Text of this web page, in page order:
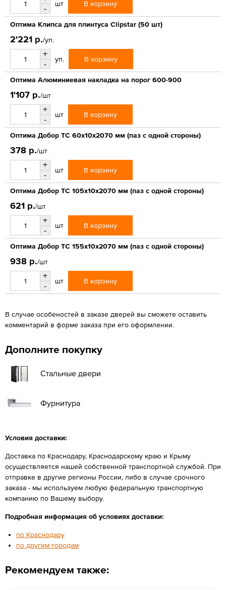
-
шт В корзину
Оптима Клипса для плинтуса Clipstar (50 шт)
2'221 р./уп.
+
-
уп. В корзину
Оптима Алюминиевая накладка на порог 600-900
1'107 р./шт
+
-
шт В корзину
Оптима Добор ТС 60х10х2070 мм (паз с одной стороны)
378 р./шт
+
-
шт В корзину
Оптима Добор ТС 105х10х2070 мм (паз с одной стороны)
621 р./шт
+
-
шт В корзину
Оптима Добор ТС 155х10х2070 мм (паз с одной стороны)
938 р./шт
+
-
шт В корзину
В случае особеностей в заказе дверей вы сможете оставить
комментарий в форме заказа при его оформлении.
Дополните покупку
Стальные двери
Фурнитура
Условия доставки:
Доставка по Краснодару, Краснодарскому краю и Крыму
осуществляется нашей собственной транспортной службой. При
отправке в другие регионы России, либо в случае срочного
заказа - мы используем любую федеральную транспортную
компанию по Вашему выбору.
Подробная информация об условиях доставки:
по Краснодару
по другим городам
Рекомендуем также: